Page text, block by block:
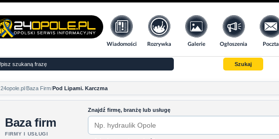
Wiadomości Rozrywka Galerie Ogłoszenia Poczta
Szukaj
24opole.pl Baza Firm Pod Lipami. Karczma
Baza firm
FIRMY I USŁUGI
Znajdź firmę, branżę lub usługę